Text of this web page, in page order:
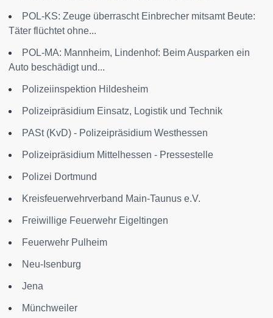
POL-KS: Zeuge überrascht Einbrecher mitsamt Beute:
Täter flüchtet ohne...
POL-MA: Mannheim, Lindenhof: Beim Ausparken ein
Auto beschädigt und...
Polizeiinspektion Hildesheim
Polizeipräsidium Einsatz, Logistik und Technik
PASt (KvD) - Polizeipräsidium Westhessen
Polizeipräsidium Mittelhessen - Pressestelle
Polizei Dortmund
Kreisfeuerwehrverband Main-Taunus e.V.
Freiwillige Feuerwehr Eigeltingen
Feuerwehr Pulheim
Neu-Isenburg
Jena
Münchweiler